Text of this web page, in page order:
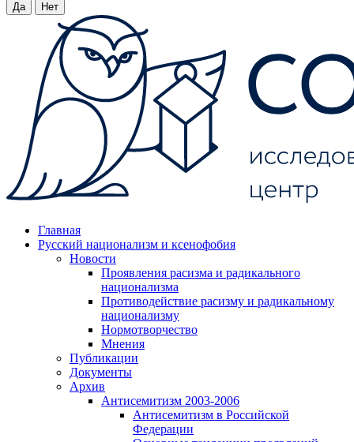
Да Нет
Главная
Русский национализм и ксенофобия
Новости
Проявления расизма и радикального
национализма
Противодействие расизму и радикальному
национализму
Нормотворчество
Мнения
Публикации
Документы
Архив
Антисемитизм 2003-2006
Антисемитизм в Российской
Федерации